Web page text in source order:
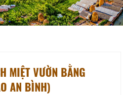
MIỆT VƯỜN BẰNG
AN BÌNH)